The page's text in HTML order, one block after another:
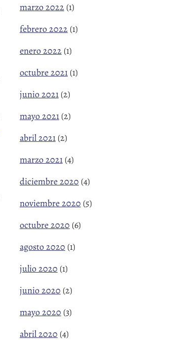
marzo 2022 (1)
febrero 2022 (1)
enero 2022 (1)
octubre 2021(1)
junio 2021(2)
mayo 2021(2)
abril 2021(2)
marzo 2021(4)
diciembre 2020 (4)
noviembre 2020 (5)
octubre 2020 (6)
agosto 2020 (1)
julio 2020 (1)
junio 2020 (2)
mayo 2020 (3)
abril 2020 (4)